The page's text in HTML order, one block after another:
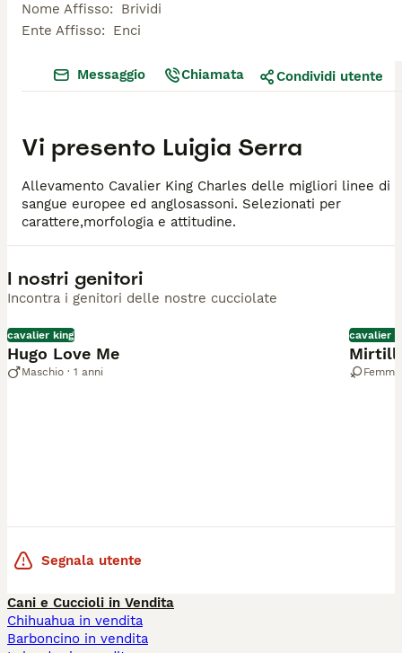
Nome Affisso:
Brividi
Ente Affisso: Enci
Vi presento Luigia Serra
Messaggio Chiamata Condividi utente
Allevamento Cavalier King Charles delle migliori linee di
sangue europee ed anglosassoni. Selezionati per
I nostri genitori
Incontra i genitori delle nostre cucciolate
cavalier king
Hugo Love Me
Maschio · 1 anni
cavalier
Segnala utente
Cani e Cuccioli in Vendita
Chihuahua in vendita
Barboncino in vendita